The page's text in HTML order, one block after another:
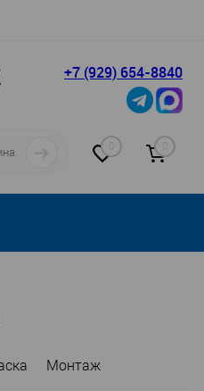
+7 (929) 654-8840
0 0
Монтаж